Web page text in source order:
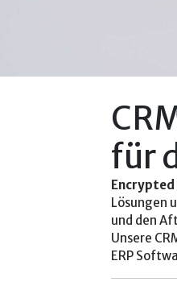
für
Lösungen
und den
Unsere
ERP